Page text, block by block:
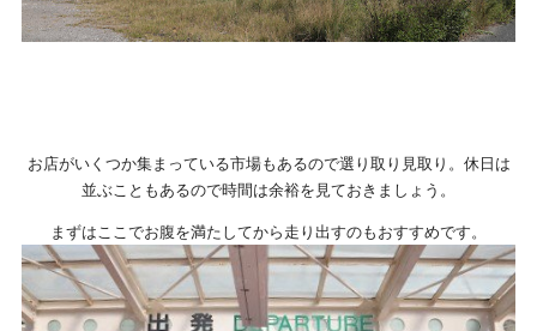
お店がいくつか集まっている市場もあるので選り取り見取り。休日は
並ぶこともあるので時間は余裕を見ておきましょう。
まずはここでお腹を満たしてから走り出すのもおすすめです。